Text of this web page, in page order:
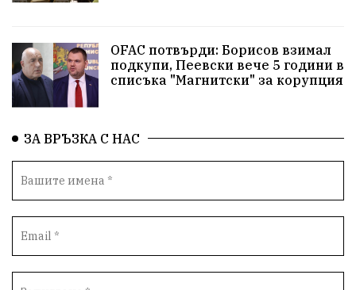
Народно читалище Изобразително изкуство
български художници
Семейство Новости Български Юнак
Възстановки
OFAC потвърди: Борисов взимал
подкупи, Пеевски вече 5 години в
списъка "Магнитски" за корупция
ЗА ВРЪЗКА С НАС